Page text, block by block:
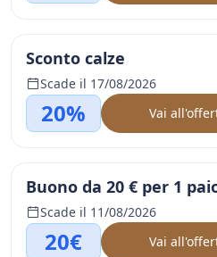
Sconto calze
Scade il 17/08/2026
20% Vai
Buono da 20 € per 1
Scade il 11/08/2026
20€ Vai